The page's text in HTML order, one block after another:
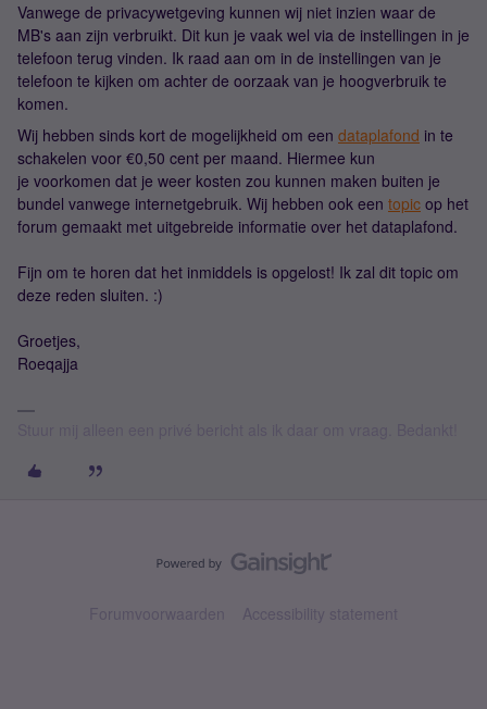
Vanwege de privacywetgeving kunnen wij niet inzien waar de
MB's aan zijn verbruikt. Dit kun je vaak wel via de instellingen in je
telefoon terug vinden. Ik raad aan om in de instellingen van je
telefoon te kijken om achter de oorzaak van je hoogverbruik te
komen.
Wij hebben sinds kort de mogelijkheid om een dataplafond in te
schakelen voor €0,50 cent per maand. Hiermee kun
je voorkomen dat je weer kosten zou kunnen maken buiten je
bundel vanwege internetgebruik. Wij hebben ook een topic op het
forum gemaakt met uitgebreide informatie over het dataplafond.
Fijn om te horen dat het inmiddels is opgelost! Ik zal dit topic om
deze reden sluiten. :)
Groetjes,
Roeqajja
Forumvoorwaarden Accessibility statement